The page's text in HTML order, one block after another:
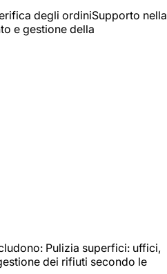
degli ordiniSupporto nella
e gestione della
Pulizia superfici: uffici,
dei rifiuti secondo le